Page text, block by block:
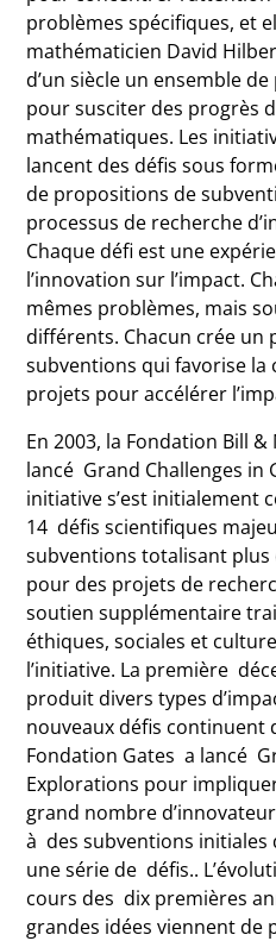
problèmes spécifiques, et
mathématicien David
d’un siècle un ensemble
pour susciter des progrès
mathématiques. Les
lancent des défis sous
de propositions de
processus de recherche
Chaque défi est une
l’innovation sur l’impact.
mêmes problèmes, mais
différents. Chacun crée un
subventions qui favorise
projets pour accélérer
En 2003, la Fondation Bill
lancé Grand Challenges in
initiative s’est initialement
14 défis scientifiques
subventions totalisant
pour des projets de
soutien supplémentaire
éthiques, sociales et
l’initiative. La première
produit divers types
nouveaux défis continuent
Fondation Gates a lancé
Explorations pour
grand nombre
à des subventions initiales
une série de défis..
cours des dix premières
grandes idées viennent de